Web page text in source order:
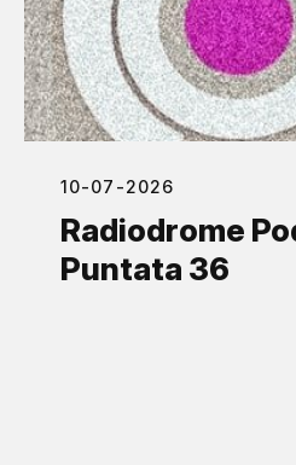
10-07-2026
Radiodrome
Puntata 36